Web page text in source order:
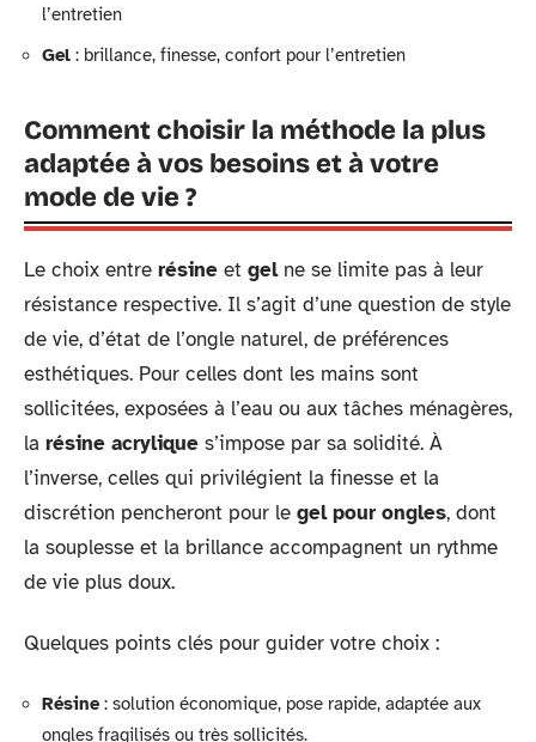
l’entretien
Gel : brillance, finesse, confort pour l’entretien
Comment choisir la méthode la plus
adaptée à vos besoins et à votre
mode de vie ?
Le choix entre résine et gelne se limite pas à leur
résistance respective. Il s’agit d’une question de style
de vie, d’état de l’ongle naturel, de préférences
esthétiques. Pour celles dont les mains sont
sollicitées, exposées à l’eau ou aux tâches ménagères,
la résine acrylique s’impose par sa solidité. À
l’inverse, celles qui privilégient la finesse et la
discrétion pencheront pour le gel pour ongles, dont
la souplesse et la brillance accompagnent un rythme
de vie plus doux.
Quelques points clés pour guider votre choix :
Résine: solution économique, pose rapide, adaptée aux
ongles fragilisés ou très sollicités.